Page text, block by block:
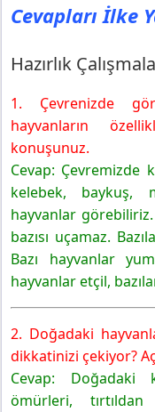
Cevapları İlke
Hazırlık
1. Çevrenizde
hayvanların
konuşunuz.
Cevap: Çevremizde
kelebek, baykuş,
hayvanlar görebiliriz.
bazısı uçamaz.
Bazı hayvanlar
hayvanlar etçil,
2. Doğadaki
dikkatinizi çekiyor?
Cevap: Doğadaki
ömürleri, tırtıldan